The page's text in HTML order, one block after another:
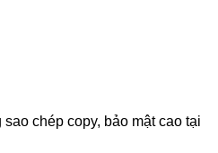
chép copy, bảo mật cao tại